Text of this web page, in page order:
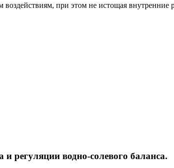
при этом не истощая внутренние
водно-солевого баланса.